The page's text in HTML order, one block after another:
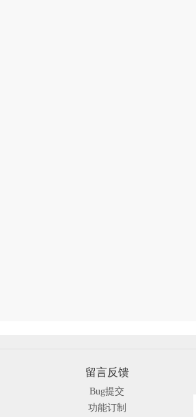
留言反馈
Bug提交
功能订制